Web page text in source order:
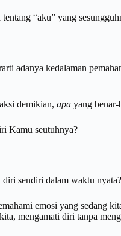
“aku” yang
adanya kedalaman
demikian, apa yang
Kamu seutuhnya?
diri sendiri dalam waktu nyata?
emosi yang sedang
mengamati diri tanpa